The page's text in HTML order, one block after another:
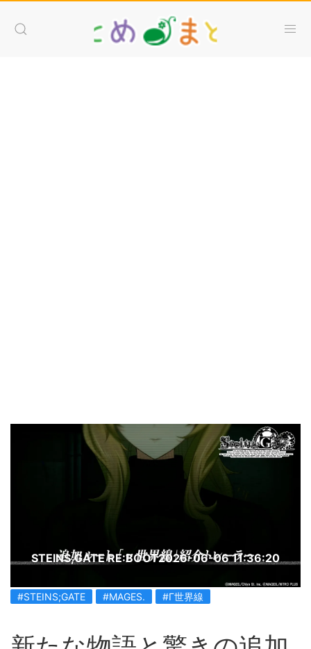
STEINS;GATE RE:BOOT2026-06-06 11:36:20
#STEINS;GATE #MAGES. #Γ世界線